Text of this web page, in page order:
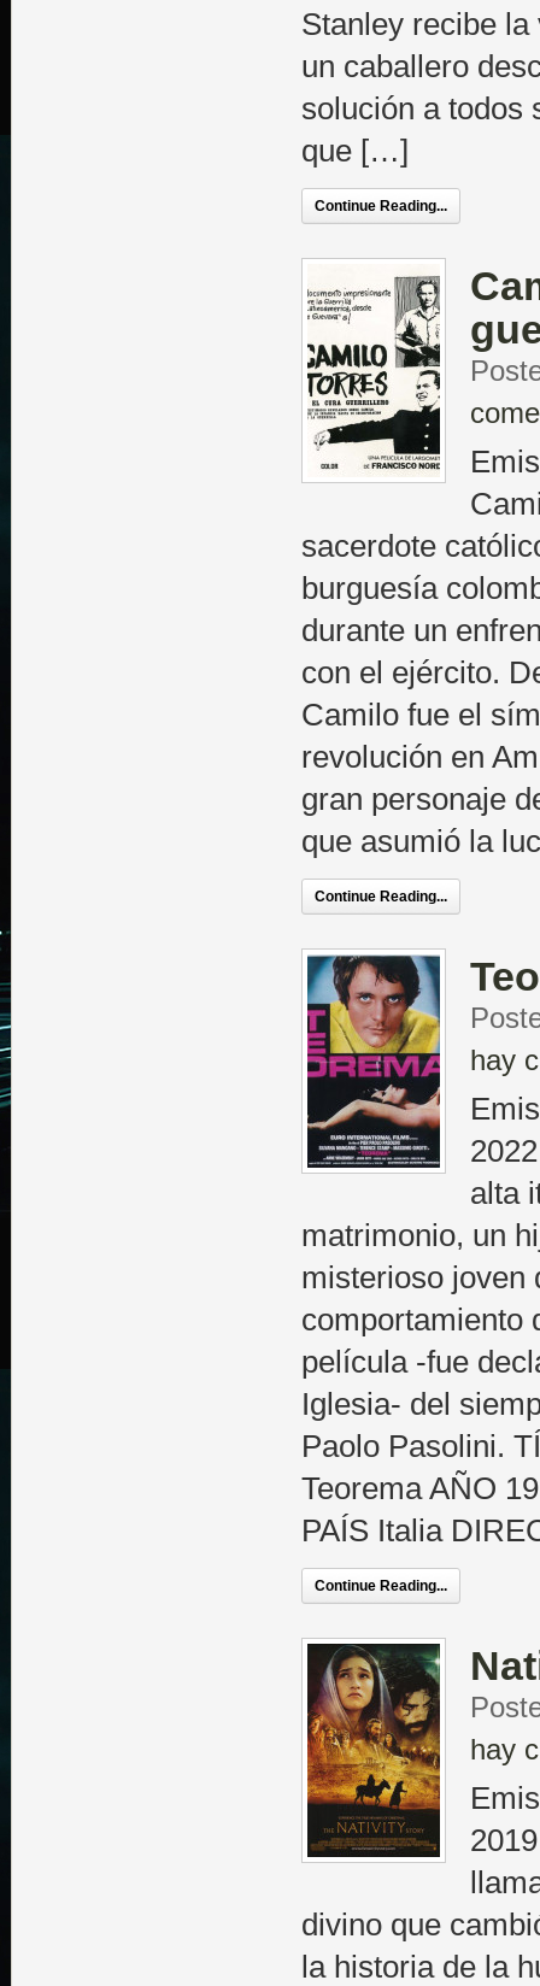
Stanley recibe
un caballero
solución a todos
que […]
Continue Reading...
sacerdote
burguesía
durante un
con el ejército.
Camilo fue el
revolución en
gran personaje
que asumió la
Continue Reading...
hay
alta
matrimonio, un
misterioso joven
comportamiento
película -fue
Iglesia- del
Paolo Pasolini.
Teorema AÑO
PAÍS Italia
Continue Reading...
hay
divino que
la historia de la